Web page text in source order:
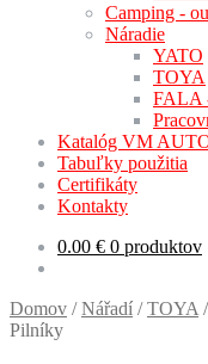
Camping -
Náradie
YATO
TOYA
FALA
Katalóg VM
Tabuľky použitia
Certifikáty
Kontakty
0.00 € 0 produktov
Domov /Nářadí /TOYA /
Pilníky